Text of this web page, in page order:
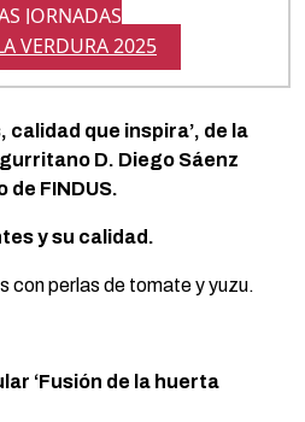
JORNADAS
VERDURA 2025
calidad que inspira’, de la
D. Diego Sáenz
de FINDUS.
y su calidad.
con perlas de tomate y yuzu.
‘Fusión de la huerta